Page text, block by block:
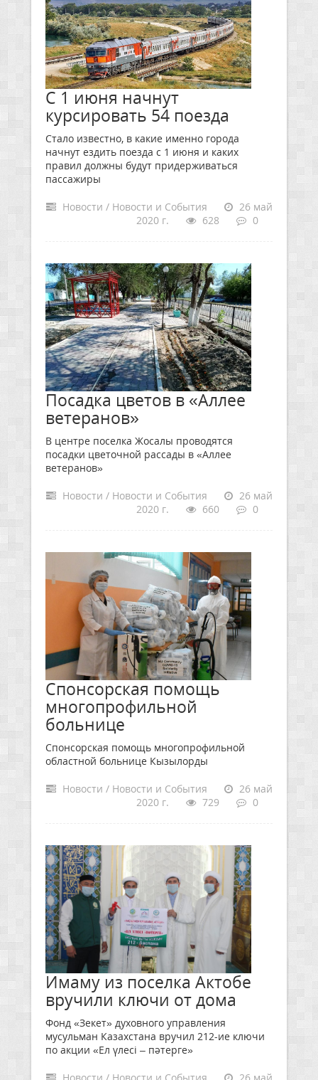
С 1 июня начнут
курсировать 54 поезда
Стало известно, в какие именно города
начнут ездить поезда с 1 июня и каких
правил должны будут придерживаться
пассажиры
Новости / Новости и События
26 май
2020 г.
628 0
Посадка цветов в «Аллее
ветеранов»
В центре поселка Жосалы проводятся
посадки цветочной рассады в «Аллее
ветеранов»
Новости / Новости и События
26 май
2020 г.
660 0
Спонсорская помощь
многопрофильной
больнице
Спонсорская помощь многопрофильной
областной больнице Кызылорды
Новости / Новости и События
26 май
2020 г.
729 0
Имаму из поселка Актобе
вручили ключи от дома
Фонд «Зекет» духовного управления
мусульман Казахстана вручил 212-ие ключи
по акции «Ел үлесі – пәтерге»